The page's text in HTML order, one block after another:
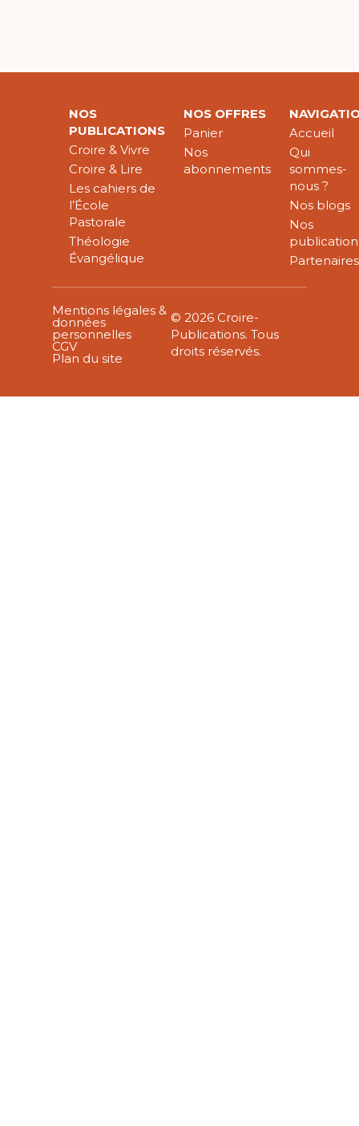
NOS
PUBLICATIONS
Croire & Vivre
Croire & Lire
Les cahiers de
l’École
Pastorale
Théologie
Évangélique
NOS OFFRES
Panier
Nos
abonnements
Accueil
Qui
sommes-
nous ?
Nos blogs
Nos
Partenaires
Mentions légales &
données
personnelles
CGV
Plan du site
© 2026 Croire-
Publications. Tous
droits réservés.